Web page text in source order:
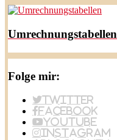
Umrechnungstabellen
Folge mir:
Twitter
Facebook
YouTube
Instagram